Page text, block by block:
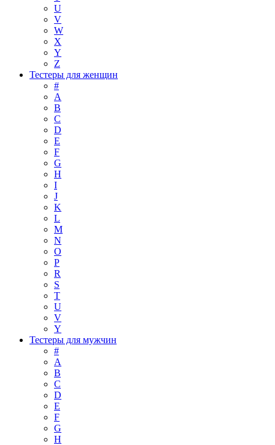
U
V
W
X
Y
Z
Тестеры для женщин
#
A
B
C
D
E
F
G
H
I
J
K
L
M
N
O
P
R
S
T
U
V
Y
Тестеры для мужчин
#
A
B
C
D
E
F
G
H